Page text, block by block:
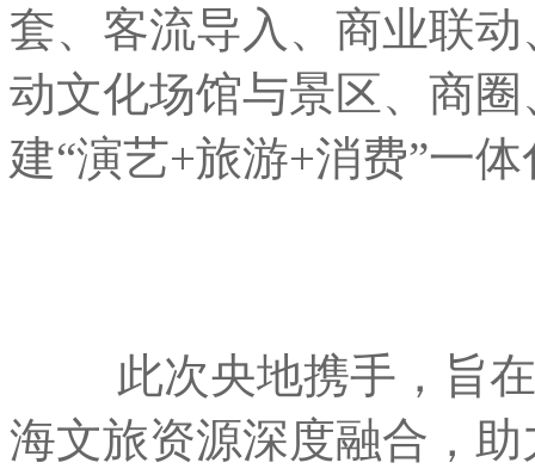
套、客流导入、商业联
动文化场馆与景区、商
建“演艺+旅游+消费”一
此次央地携手，旨在
海文旅资源深度融合，